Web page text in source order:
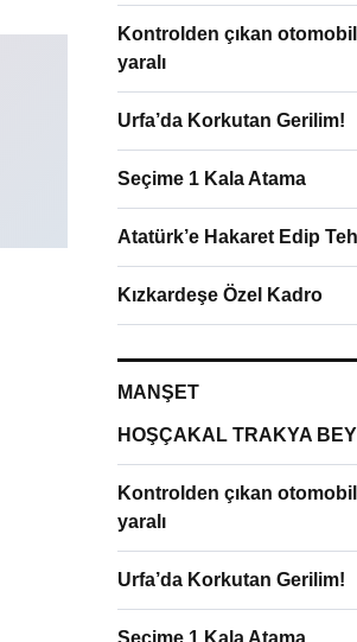
Kontrolden çıkan
yaralı
Urfa’da Korkutan Gerilim!
Seçime 1 Kala Atama
Atatürk’e Hakaret Edip
Kızkardeşe Özel Kadro
MANŞET
HOŞÇAKAL TRAKYA
Kontrolden çıkan
yaralı
Urfa’da Korkutan Gerilim!
Seçime 1 Kala Atama